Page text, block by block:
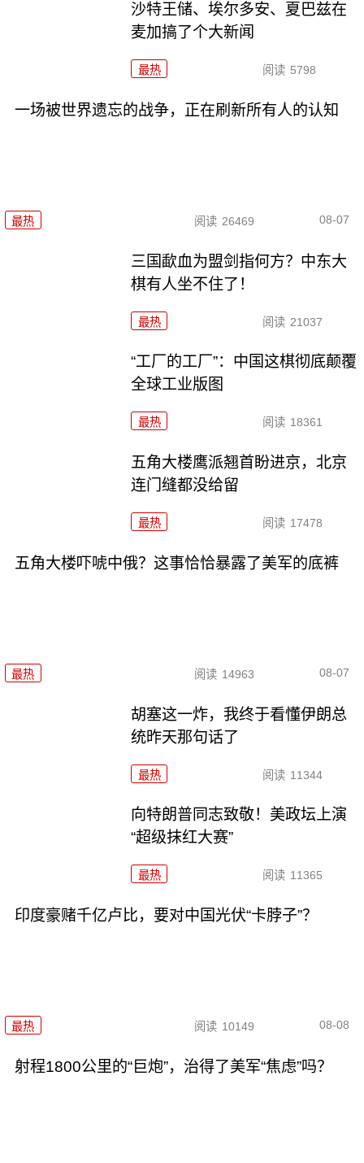
沙特王储、埃尔多安、夏巴兹在
麦加搞了个大新闻
最热 阅读 5798
一场被世界遗忘的战争，正在刷新所有人的认知
最热 阅读 26469 08-07
三国歃血为盟剑指何方？中东大
棋有人坐不住了！
最热 阅读 21037
“工厂的工厂”：中国这棋彻底颠覆
全球工业版图
最热 阅读 18361
五角大楼鹰派翘首盼进京，北京
连门缝都没给留
最热 阅读 17478
五角大楼吓唬中俄？这事恰恰暴露了美军的底裤
最热 阅读 14963 08-07
胡塞这一炸，我终于看懂伊朗总
统昨天那句话了
最热 阅读 11344
向特朗普同志致敬！美政坛上演
“超级抹红大赛”
最热 阅读 11365
印度豪赌千亿卢比，要对中国光伏“卡脖子”？
最热 阅读 10149 08-08
射程1800公里的“巨炮”，治得了美军“焦虑”吗？